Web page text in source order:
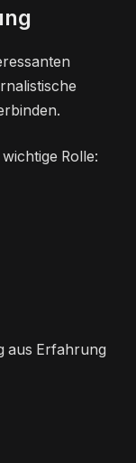
Rolle:
aus Erfahrung